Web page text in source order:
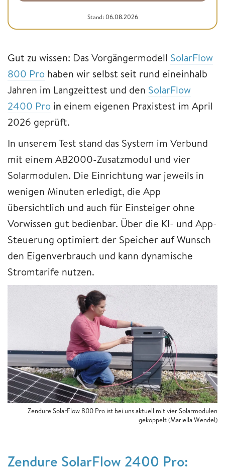
Stand: 06.08.2026
Gut zu wissen: Das Vorgängermodell SolarFlow
800 Pro haben wir selbst seit rund eineinhalb
Jahren im Langzeittest und den SolarFlow
2400 Pro in einem eigenen Praxistest im April
2026 geprüft.
In unserem Test stand das System im Verbund
mit einem AB2000-Zusatzmodul und vier
Solarmodulen. Die Einrichtung war jeweils in
wenigen Minuten erledigt, die App
übersichtlich und auch für Einsteiger ohne
Vorwissen gut bedienbar. Über die KI- und App-
Steuerung optimiert der Speicher auf Wunsch
den Eigenverbrauch und kann dynamische
Stromtarife nutzen.
Zendure SolarFlow 800 Pro ist bei uns aktuell mit vier Solarmodulen
gekoppelt(Mariella Wendel)
Zendure SolarFlow 2400 Pro: